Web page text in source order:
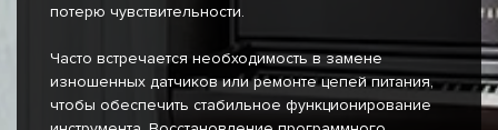
потерю чувствительности.
Часто встречается необходимость в замене
изношенных датчиков или ремонте цепей питания,
чтобы обеспечить стабильное функционирование